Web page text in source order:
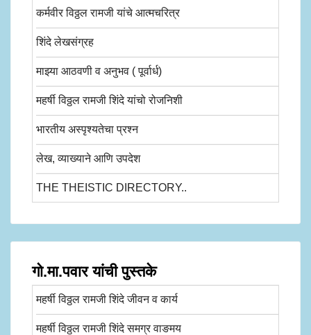
कर्मवीर विठ्ठल रामजी यांचे आत्मचरित्र
शिंदे लेखसंग्रह
माझ्या आठवणी व अनुभव ( पूर्वार्ध)
महर्षी विठ्ठल रामजी शिंदे यांचो रोजनिशी
भारतीय अस्पृश्यतेचा प्रश्न
लेख, व्याख्याने आणि उपदेश
THE THEISTIC DIRECTORY..
गो.मा.पवार यांची पुस्तके
महर्षी विठ्ठल रामजी शिंदे जीवन व कार्य
महर्षी विठ्ठल रामजी शिंदे समग्र वाङमय